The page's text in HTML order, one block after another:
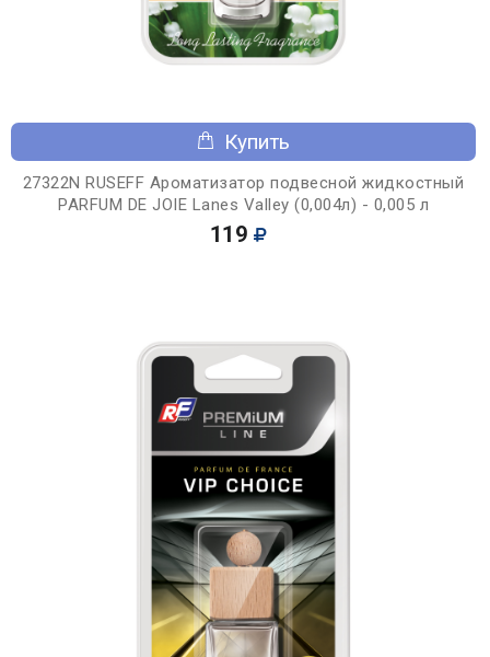
Купить
27322N RUSEFF Ароматизатор подвесной жидкостный
PARFUM DE JOIE Lanes Valley (0,004л) - 0,005 л
119